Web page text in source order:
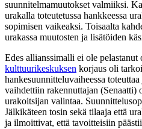
suunnitelmamuutokset valmiiksi.
urakalla toteutetussa hankkeessa
sopimisen vaikeaksi. Toisaalta
urakassa muutosten ja lisätöiden
Edes allianssimalli ei ole pelastanut
kulttuurikeskuksen korjaus oli
hankesuunnitteluvaiheessa
vaihdettiin rakennuttajan (Senaatti)
urakoitsijan valintaa.
Jälkikäteen tosin sekä tilaaja että
ja ilmoittivat, että tavoitteisiin